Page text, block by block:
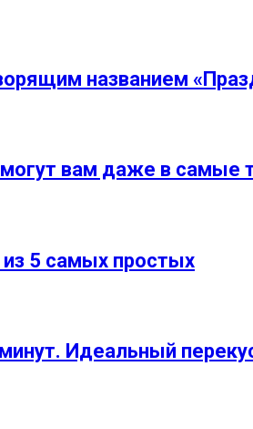
названием
вам даже в самые
5 самых простых
Идеальный